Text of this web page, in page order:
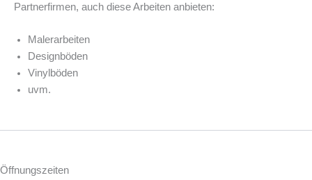
Partnerfirmen, auch diese Arbeiten anbieten:
Malerarbeiten
Designböden
Vinylböden
uvm.
Öffnungszeiten